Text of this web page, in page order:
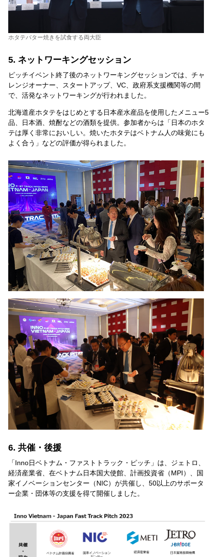
ホタテバター焼きを試食する両大臣
5. ネットワーキングセッション
ピッチイベント終了後のネットワーキングセッションでは、チャ
レンジオーナー、スタートアップ、VC、政府系支援機関等の間
で、活発なネットワーキングが行われました。
北海道産ホタテをはじめとする日本産水産品を使用したメニュー5
品、日本酒、焼酎などの酒類を提供。参加者からは「日本のホタ
テは厚く非常においしい。焼いたホタテはベトナム人の味覚にも
よく合う」などの評価が得られました。
6. 共催・後援
「Inno日ベトナム・ファストトラック・ピッチ」は、ジェトロ、
経済産業省、在ベトナム日本国大使館、計画投資省（MPI）、国
家イノベーションセンター（NIC）が共催し、50以上のサポータ
ー企業・団体等の支援を得て開催しました。